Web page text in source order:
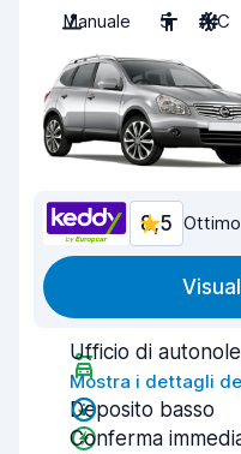
Manuale
5 A/C
8,5 Ottimo
Ufficio di
Mostra i dettagli
Deposito basso
Conferma